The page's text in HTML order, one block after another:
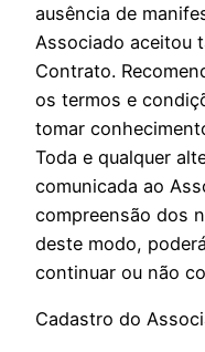
ausência de
Associado aceitou
Contrato.
os termos e
tomar
Toda e qualquer
comunicada ao
compreensão dos
deste modo,
continuar ou não
Cadastro do